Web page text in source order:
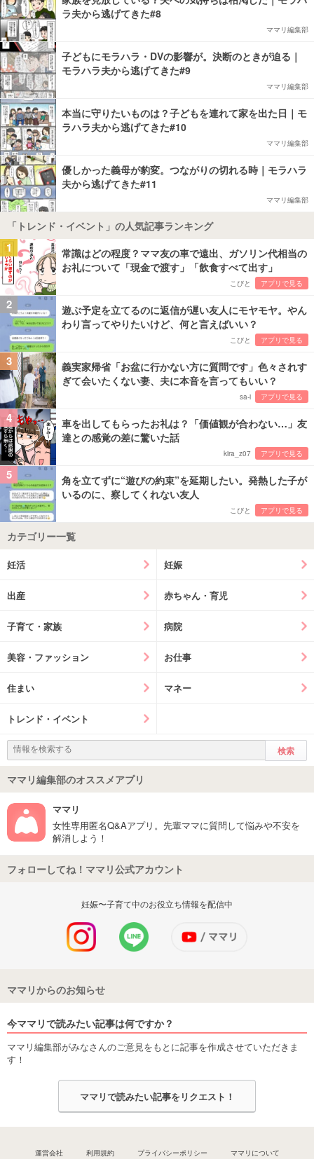
ラ夫から逃げてきた#8
ママリ編集部
子どもにモラハラ・DVの影響が。決断のときが迫る｜
モラハラ夫から逃げてきた#9
ママリ編集部
本当に守りたいものは？子どもを連れて家を出た日｜モ
ラハラ夫から逃げてきた#10
ママリ編集部
優しかった義母が豹変。つながりの切れる時｜モラハラ
夫から逃げてきた#11
ママリ編集部
「トレンド・イベント」の人気記事ランキング
1
常識はどの程度？ママ友の車で遠出、ガソリン代相当の
お礼について「現金で渡す」「飲食すべて出す」
こびと アプリで見る
2
遊ぶ予定を立てるのに返信が遅い友人にモヤモヤ。やん
わり言ってやりたいけど、何と言えばいい？
こびと アプリで見る
3
義実家帰省「お盆に行かない方に質問です」色々されす
ぎて会いたくない妻、夫に本音を言ってもいい？
sa-i アプリで見る
4
車を出してもらったお礼は？「価値観が合わない…」友
達との感覚の差に驚いた話
kira_z07 アプリで見る
5
角を立てずに“遊びの約束”を延期したい。発熱した子が
いるのに、察してくれない友人
こびと アプリで見る
カテゴリー一覧
妊活 妊娠
出産 赤ちゃん・育児
子育て・家族 病院
美容・ファッション お仕事
住まい マネー
トレンド・イベント
ママリ編集部のオススメアプリ
ママリ
女性専用匿名Q&Aアプリ。先輩ママに質問して悩みや不安を
解消しよう！
フォローしてね！ママリ公式アカウント
妊娠〜子育て中のお役立ち情報を配信中
ママリからのお知らせ
今ママリで読みたい記事は何ですか？
ママリ編集部がみなさんのご意見をもとに記事を作成させていただきま
す！
ママリで読みたい記事をリクエスト！
運営会社 利用規約 プライバシーポリシー ママリについて